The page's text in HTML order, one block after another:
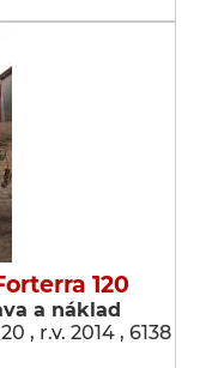
120
a náklad
, r.v. 2014 , 6138